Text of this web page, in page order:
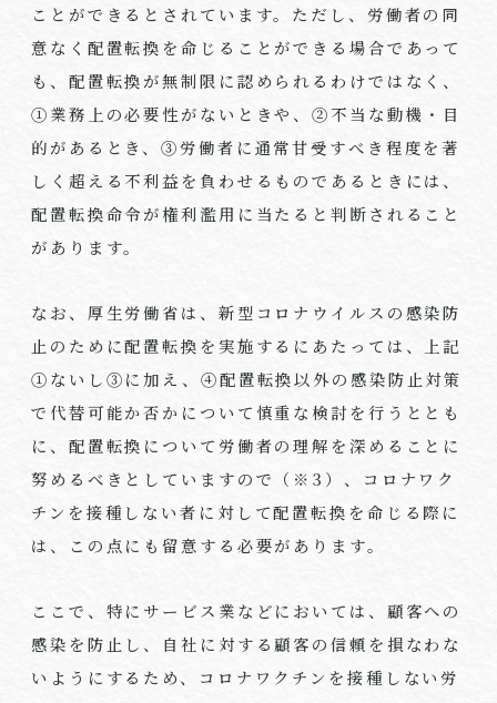
ことができるとされています。ただし、労働者の同
意なく配置転換を命じることができる場合であって
も、配置転換が無制限に認められるわけではなく、
①業務上の必要性がないときや、②不当な動機・目
的があるとき、③労働者に通常甘受すべき程度を著
しく超える不利益を負わせるものであるときには、
配置転換命令が権利濫用に当たると判断されること
があります。
なお、厚生労働省は、新型コロナウイルスの感染防
止のために配置転換を実施するにあたっては、上記
①ないし③に加え、④配置転換以外の感染防止対策
で代替可能か否かについて慎重な検討を行うととも
に、配置転換について労働者の理解を深めることに
努めるべきとしていますので（※ 3 ）、コロナワク
チンを接種しない者に対して配置転換を命じる際に
は、この点にも留意する必要があります。
ここで、特にサービス業などにおいては、顧客への
感染を防止し、自社に対する顧客の信頼を損なわな
いようにするため、コロナワクチンを接種しない労